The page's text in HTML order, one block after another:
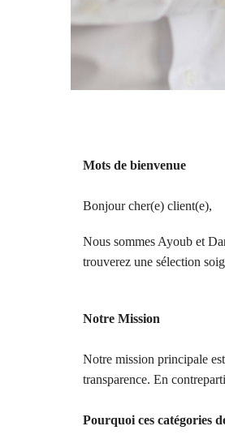
Mots de bienvenue
Bonjour cher(e) client(e),
Nous sommes Ayoub et
trouverez une sélection
Notre Mission
Notre mission principale
transparence. En
Pourquoi ces catégories